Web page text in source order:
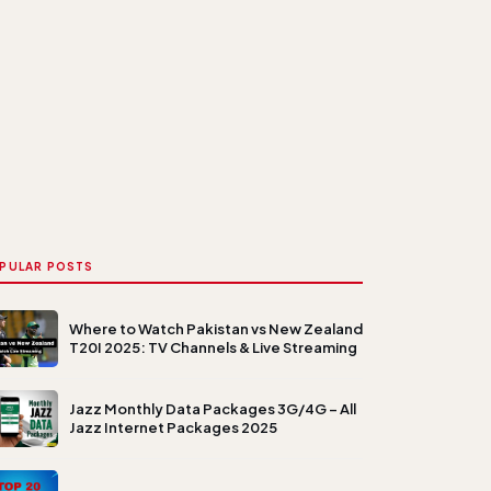
POSTS
Where to Watch Pakistan vs New Zealand
T20I 2025: TV Channels & Live Streaming
Jazz Monthly Data Packages 3G/4G – All
Jazz Internet Packages 2025